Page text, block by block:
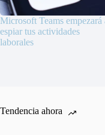
Microsoft Teams empezará
espiar tus actividades
laborales
Tendencia ahora